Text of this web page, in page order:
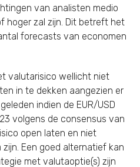
van analisten medio
hoger zal zijn. Dit betreft het
forecasts van economen
valutarisico wellicht niet
in te dekken aangezien er
indien de EUR/USD
volgens de consensus van
open laten en niet
Een goed alternatief kan
met valutaoptie(s) zijn